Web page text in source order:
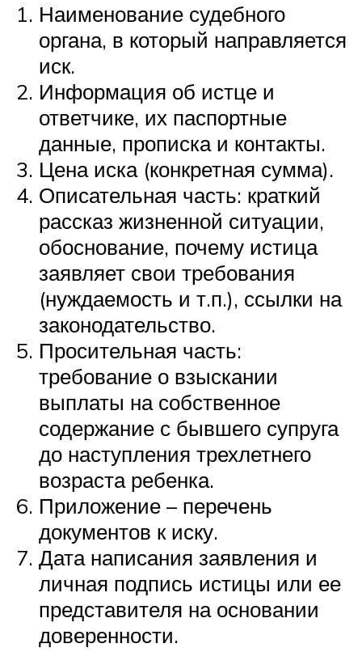
Наименование судебного
органа, в который направляется
иск.
Информация об истце и
ответчике, их паспортные
данные, прописка и контакты.
Цена иска (конкретная сумма).
Описательная часть: краткий
рассказ жизненной ситуации,
обоснование, почему истица
заявляет свои требования
(нуждаемость и т.п.), ссылки на
законодательство.
Просительная часть:
требование о взыскании
выплаты на собственное
содержание с бывшего супруга
до наступления трехлетнего
возраста ребенка.
Приложение – перечень
документов к иску.
Дата написания заявления и
личная подпись истицы или ее
представителя на основании
доверенности.